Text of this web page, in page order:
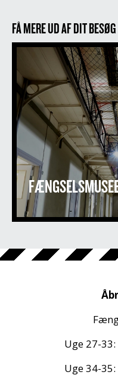
FÅ MERE UD AF DIT BESØG
Fængselsmuseet
Uge 27-
Uge 34-